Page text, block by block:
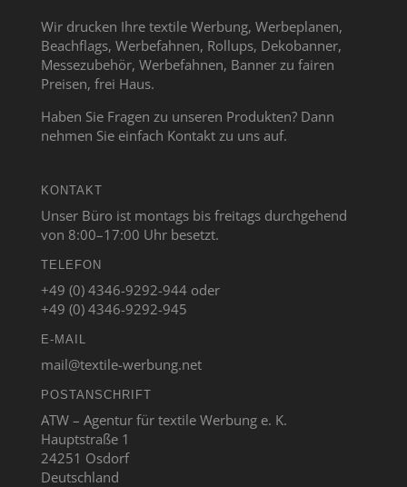
Wir drucken Ihre textile Werbung, Werbeplanen,
Beachflags, Werbefahnen, Rollups, Dekobanner,
Messezubehör, Werbefahnen, Banner zu fairen
Preisen, frei Haus.
Haben Sie Fragen zu unseren Produkten? Dann
nehmen Sie einfach Kontakt zu uns auf.
KONTAKT
Unser Büro ist montags bis freitags durchgehend
von 8:00–17:00 Uhr besetzt.
TELEFON
+49 (0) 4346-9292-944 oder
+49 (0) 4346-9292-945
E-MAIL
mail@textile-werbung.net
POSTANSCHRIFT
ATW – Agentur für textile Werbung e. K.
Hauptstraße 1
24251 Osdorf
Deutschland